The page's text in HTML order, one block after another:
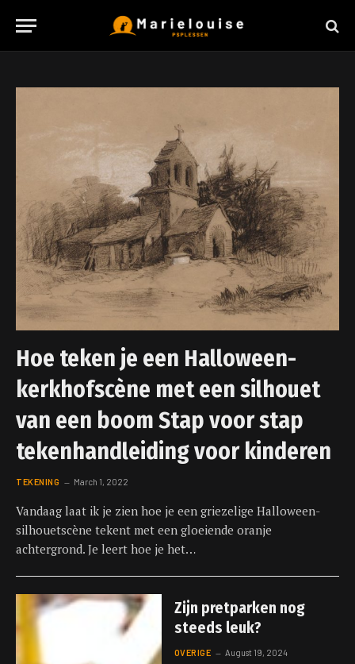
Hoe teken je een Halloween-
kerkhofscène met een silhouet
van een boom Stap voor stap
tekenhandleiding voor kinderen
TEKENING March 1, 2022
Vandaag laat ik je zien hoe je een griezelige Halloween-
silhouetscène tekent met een gloeiende oranje
achtergrond. Je leert hoe je het…
Zijn pretparken nog
steeds leuk?
OVERIGE August 19, 2024